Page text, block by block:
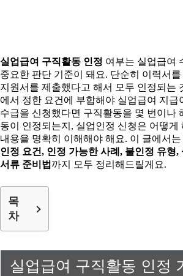
실업급여 구직활동 인정 여부는 실업급여
중요한 판단 기준이 돼요. 단순히 이력서
지원서를 제출했다고 해서 모두 인정되는
에서 정한 요건에 부합해야 실업급여 지급
수급을 신청했다면 구직활동을 몇 번이나
동이 인정되는지, 실업인정 신청은 어떻게
내용을 명확히 이해해야 해요. 이 글에서는
인정 요건, 인정 가능한 사례, 불인정 유형
서류 준비법 까지 모두 정리해드릴게요.
목
차
실업급여 구직활동 인정